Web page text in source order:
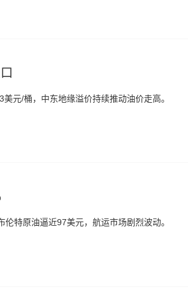
元/桶，中东地缘溢价持续推动油价走高。
特原油逼近97美元，航运市场剧烈波动。